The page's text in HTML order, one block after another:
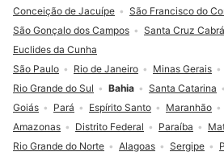
São Paulo Rio de Janeiro Minas Gerais
Rio Grande do Sul
Bahia Santa Catarina
Goiás
Pará Espírito Santo Maranhão
Amazonas
Distrito Federal Paraíba
Rio Grande do Norte
Alagoas Sergipe
Conceição de Jacuípe
São Francisco do
São Gonçalo dos Campos
Santa Cruz
Euclides da Cunha